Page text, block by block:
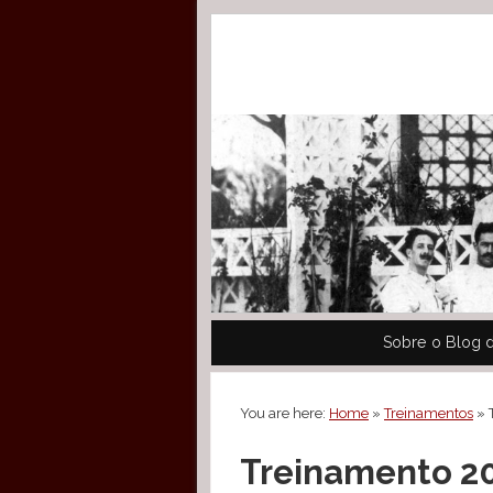
P
Sobre o Blog
You are here: Home »Treinamentos »
Treinamento